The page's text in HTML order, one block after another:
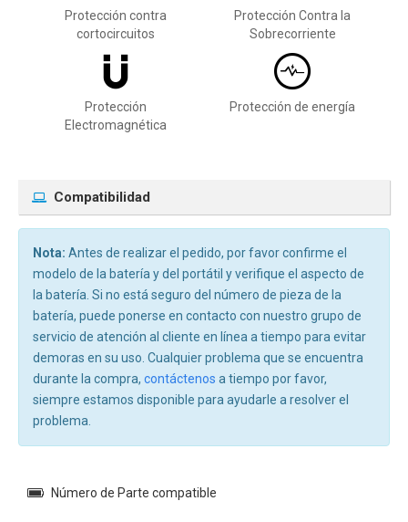
Protección contra
cortocircuitos
Protección Contra la
Sobrecorriente
Protección
Electromagnética
Protección de energía
Compatibilidad
Nota: Antes de realizar el pedido, por favor confirme el
modelo de la batería y del portátil y verifique el aspecto de
la batería. Si no está seguro del número de pieza de la
batería, puede ponerse en contacto con nuestro grupo de
servicio de atención al cliente en línea a tiempo para evitar
demoras en su uso. Cualquier problema que se encuentra
durante la compra, contáctenos a tiempo por favor,
siempre estamos disponible para ayudarle a resolver el
problema.
Número de Parte compatible